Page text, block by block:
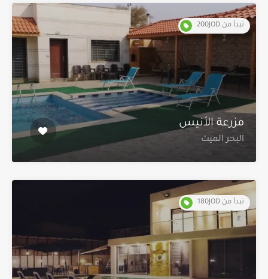
تبدأ من 200JOD
مزرعة الأنيس
البحر الميت
تبدأ من 180JOD